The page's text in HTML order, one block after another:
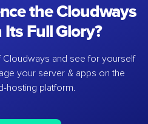
the Cloudways
Full Glory?
Cloudways and see for yourself
your server & apps on the
hosting platform.